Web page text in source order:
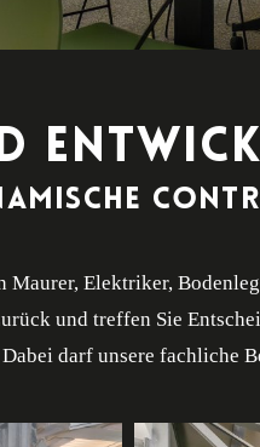
Elektriker,
und treffen Sie
Dabei darf unsere